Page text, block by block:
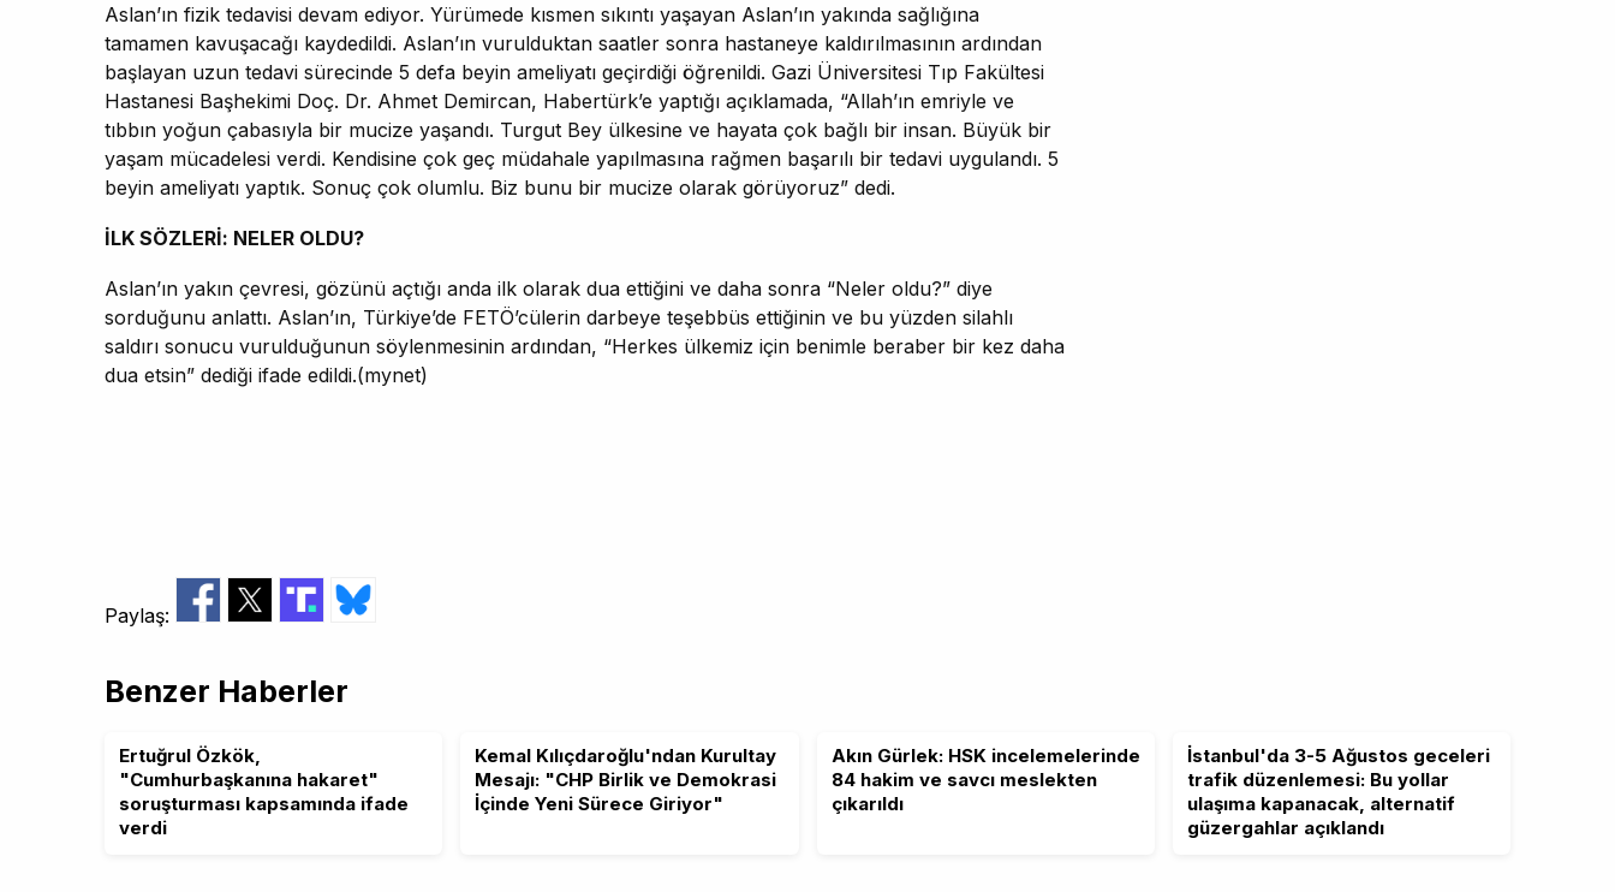
Aslan’ın fizik tedavisi devam ediyor. Yürümede kısmen sıkıntı yaşayan Aslan’ın yakında sağlığına
tamamen kavuşacağı kaydedildi. Aslan’ın vurulduktan saatler sonra hastaneye kaldırılmasının ardından
başlayan uzun tedavi sürecinde 5 defa beyin ameliyatı geçirdiği öğrenildi. Gazi Üniversitesi Tıp Fakültesi
Hastanesi Başhekimi Doç. Dr. Ahmet Demircan, Habertürk’e yaptığı açıklamada, “Allah’ın emriyle ve
tıbbın yoğun çabasıyla bir mucize yaşandı. Turgut Bey ülkesine ve hayata çok bağlı bir insan. Büyük bir
yaşam mücadelesi verdi. Kendisine çok geç müdahale yapılmasına rağmen başarılı bir tedavi uygulandı. 5
beyin ameliyatı yaptık. Sonuç çok olumlu. Biz bunu bir mucize olarak görüyoruz” dedi.
İLK SÖZLERİ: NELER OLDU?
Aslan’ın yakın çevresi, gözünü açtığı anda ilk olarak dua ettiğini ve daha sonra “Neler oldu?” diye
sorduğunu anlattı. Aslan’ın, Türkiye’de FETÖ’cülerin darbeye teşebbüs ettiğinin ve bu yüzden silahlı
saldırı sonucu vurulduğunun söylenmesinin ardından, “Herkes ülkemiz için benimle beraber bir kez daha
dua etsin” dediği ifade edildi.(mynet)
Paylaş:
Benzer Haberler
Ertuğrul Özkök,
"Cumhurbaşkanına hakaret"
soruşturması kapsamında ifade
verdi
Kemal Kılıçdaroğlu'ndan Kurultay
Mesajı: "CHP Birlik ve Demokrasi
İçinde Yeni Sürece Giriyor"
Akın Gürlek: HSK incelemelerinde
84 hakim ve savcı meslekten
çıkarıldı
İstanbul'da 3-5 Ağustos geceleri
trafik düzenlemesi: Bu yollar
ulaşıma kapanacak, alternatif
güzergahlar açıklandı